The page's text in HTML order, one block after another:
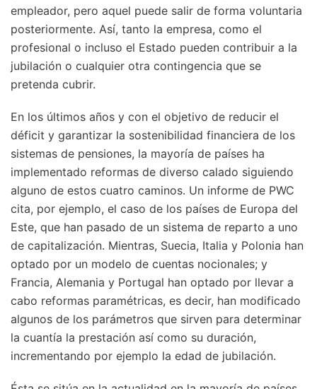
empleador, pero aquel puede salir de forma voluntaria
posteriormente. Así, tanto la empresa, como el
profesional o incluso el Estado pueden contribuir a la
jubilación o cualquier otra contingencia que se
pretenda cubrir.
En los últimos años y con el objetivo de reducir el
déficit y garantizar la sostenibilidad financiera de los
sistemas de pensiones, la mayoría de países ha
implementado reformas de diverso calado siguiendo
alguno de estos cuatro caminos. Un informe de PWC
cita, por ejemplo, el caso de los países de Europa del
Este, que han pasado de un sistema de reparto a uno
de capitalización. Mientras, Suecia, Italia y Polonia han
optado por un modelo de cuentas nocionales; y
Francia, Alemania y Portugal han optado por llevar a
cabo reformas paramétricas, es decir, han modificado
algunos de los parámetros que sirven para determinar
la cuantía la prestación así como su duración,
incrementando por ejemplo la edad de jubilación.